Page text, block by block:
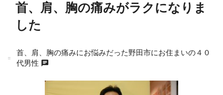
首、肩、胸の痛みがラクになりま
した
首、肩、胸の痛みにお悩みだった野田市にお住まいの４０
代男性 chat